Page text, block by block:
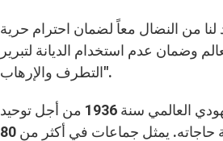
لنا من النضال معاً لضمان احترام حرية
وضمان عدم استخدام الديانة لتبرير
التطرف والإرهاب".
تأسس المؤتمر اليهودي العالمي سنة 1936 من أجل توحيد
الشعب اليهودي وتلبية حاجاته. يمثل جماعات في أكثر من 80